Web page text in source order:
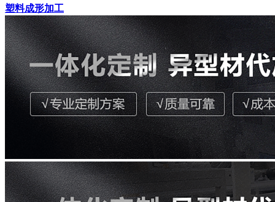
塑料成形加工